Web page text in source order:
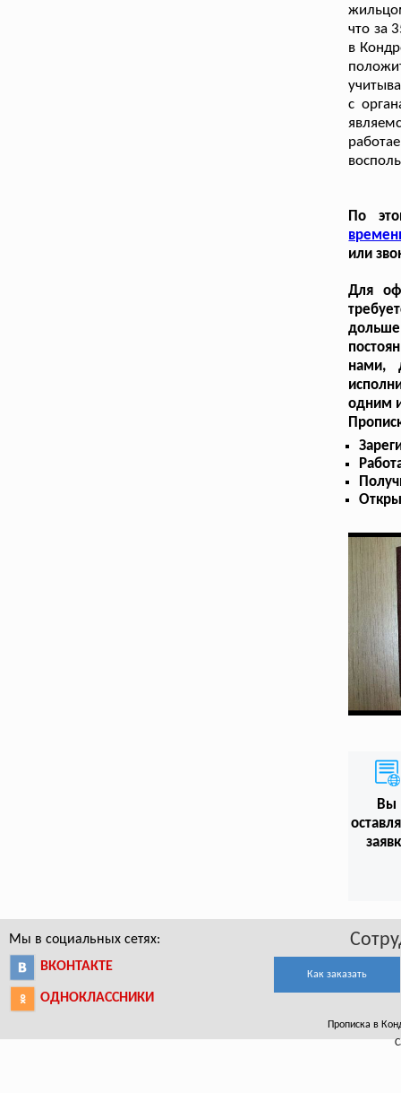
что за
в
с
По
или
Для
нами,
одним
Вы
Мы в социальных сетях:
ВКОНТАКТЕ
ОДНОКЛАССНИКИ
Как заказать
Прописка в